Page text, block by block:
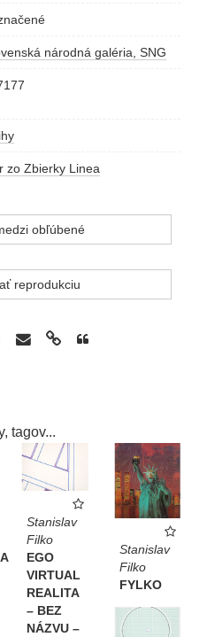
národná galéria, SNG
zo Zbierky Linea
obľúbené
reprodukciu
tagov...
Stanislav
Filko
EGO
VIRTUAL
REALITA
– BEZ
NÁZVU –
Stanislav
Filko
FYLKO